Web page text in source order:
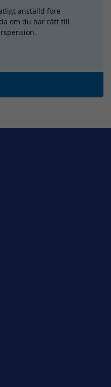
anställd före
om du har rätt till